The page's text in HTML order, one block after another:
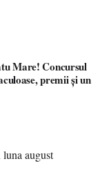
premii și un